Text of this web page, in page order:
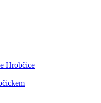
Hrobčice